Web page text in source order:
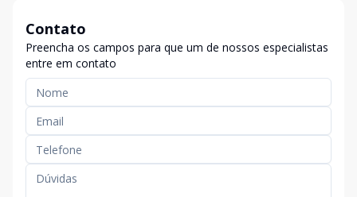
Contato
Preencha os campos para que um de nossos especialistas
entre em contato